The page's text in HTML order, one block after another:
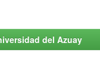
del Azuay